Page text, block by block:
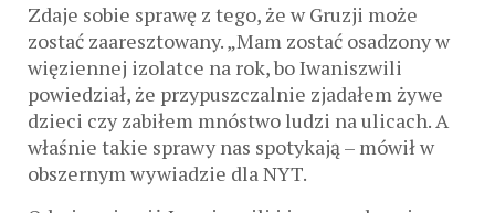
Zdaje sobie sprawę z tego, że w Gruzji może
zostać zaaresztowany. „Mam zostać osadzony w
więziennej izolatce na rok, bo Iwaniszwili
powiedział, że przypuszczalnie zjadałem żywe
dzieci czy zabiłem mnóstwo ludzi na ulicach. A
właśnie takie sprawy nas spotykają – mówił w
obszernym wywiadzie dla NYT.